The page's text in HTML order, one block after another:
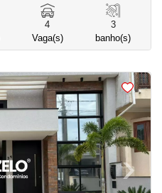
4
Vaga(s)
3
banho(s)
›Next